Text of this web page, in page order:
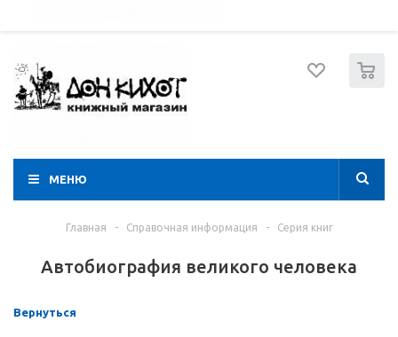
МЕНЮ
Главная - Справочная информация - Серия книг
Автобиография великого человека
Вернуться